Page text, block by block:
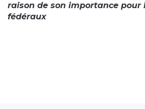
raison de son importance pour
fédéraux